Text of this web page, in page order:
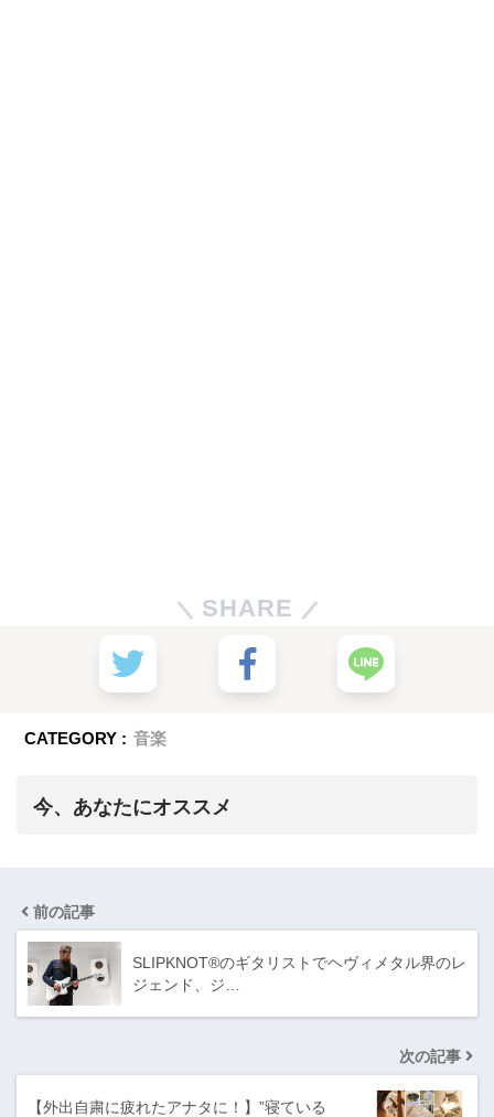
SHARE
CATEGORY : 音楽
今、あなたにオススメ
前の記事
SLIPKNOT®のギタリストでヘヴィメタル界のレ
ジェンド、ジ…
次の記事
【外出自粛に疲れたアナタに！】”寝ている